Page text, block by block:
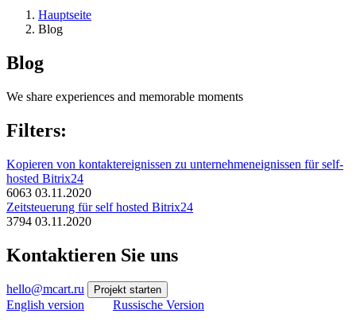
Hauptseite
Blog
Blog
We share experiences and memorable moments
Filters:
Kopieren von kontaktereignissen zu unternehmeneignissen für self-
hosted Bitrix24
6063 03.11.2020
Zeitsteuerung für self hosted Bitrix24
3794 03.11.2020
Kontaktieren Sie uns
hello@mcart.ru Projekt starten
English version Russische Version